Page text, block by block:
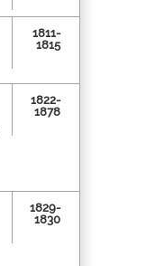
1811-
1815
1822-
1878
1829-
1830